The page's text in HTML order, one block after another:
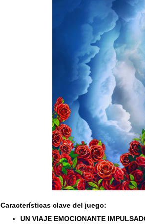
Características clave del juego:
UN VIAJE EMOCIONANTE